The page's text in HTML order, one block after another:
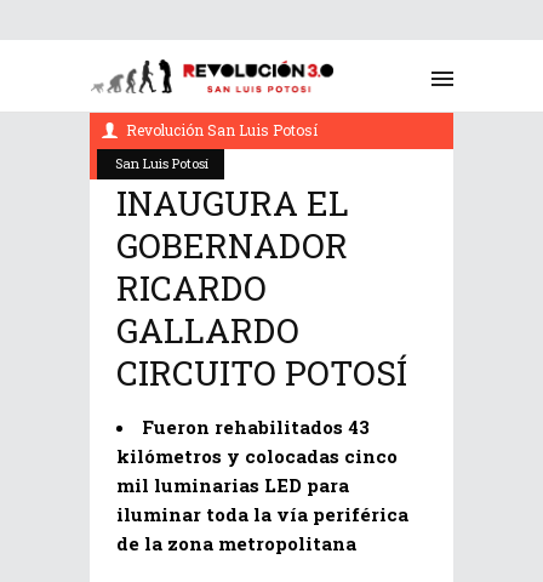
San Luis Potosí
agosto 4, 2022
Revolución San Luis Potosí
INAUGURA EL
GOBERNADOR
RICARDO
GALLARDO
CIRCUITO POTOSÍ
Fueron rehabilitados 43
kilómetros y colocadas cinco
mil luminarias LED para
iluminar toda la vía periférica
de la zona metropolitana